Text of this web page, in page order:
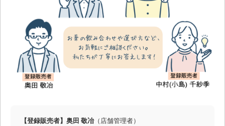
【登録販売者】奥田 敬冶（店舗管理者）